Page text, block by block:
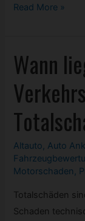
Benötigen
den
Ankauf
alle
Kfz
Papiere?
Read More »
Wann
Altauto, Auto
Motorschaden ,
Totalschäden
Schaden